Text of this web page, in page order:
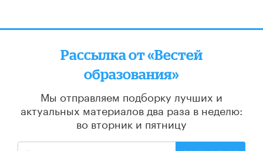
Рассылка от «Вестей
образования»
Мы отправляем подборку лучших и
актуальных материалов два раза в неделю:
во вторник и пятницу